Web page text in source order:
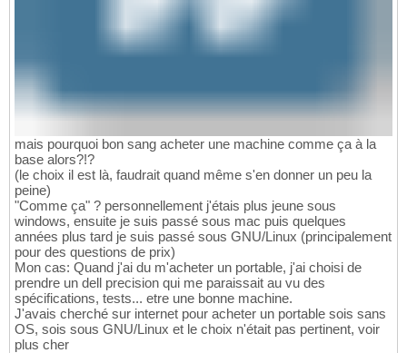
mais pourquoi bon sang acheter une machine comme ça à la
base alors?!?
(le choix il est là, faudrait quand même s'en donner un peu la
peine)
"Comme ça" ? personnellement j'étais plus jeune sous
windows, ensuite je suis passé sous mac puis quelques
années plus tard je suis passé sous GNU/Linux (principalement
pour des questions de prix)
Mon cas: Quand j'ai du m'acheter un portable, j'ai choisi de
prendre un dell precision qui me paraissait au vu des
spécifications, tests... etre une bonne machine.
J'avais cherché sur internet pour acheter un portable sois sans
OS, sois sous GNU/Linux et le choix n'était pas pertinent, voir
plus cher